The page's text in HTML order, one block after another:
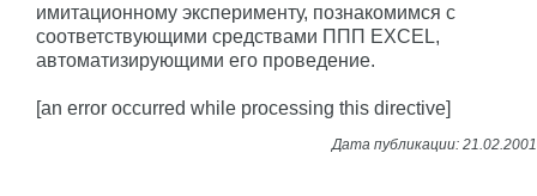
имитационному эксперименту, познакомимся с
соответствующими средствами ППП EXCEL,
автоматизирующими его проведение.
[an error occurred while processing this directive]